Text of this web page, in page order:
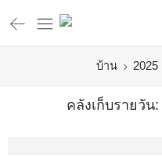
บ้าน 2025
คลังเก็บรายวัน: